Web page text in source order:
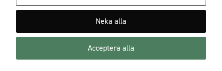
IF Göta Karlstad, Johan Banérs väg 5, 653 48 Karlstad
054-21 23 27, info@ifgota.seNeka alla
Acceptera alla
Nödvändiga
cookies går
inte att välja
bort. De